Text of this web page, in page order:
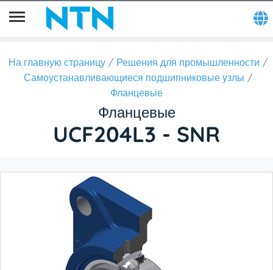
На главную страницу
Решения для промышленности
Самоустанавливающиеся подшипниковые узлы
Фланцевые
Фланцевые
UCF204L3 - SNR